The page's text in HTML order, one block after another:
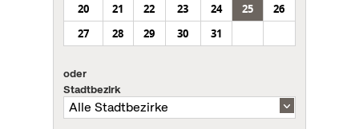
20
21 22 23 24 25
26
27
28 29 30 31
oder
Stadtbezirk